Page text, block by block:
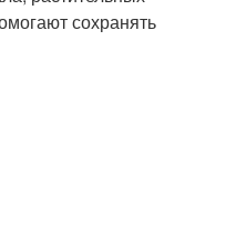
сохранять